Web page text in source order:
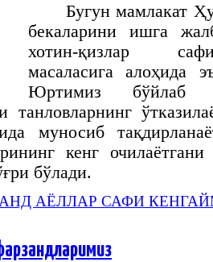
Бугун мамлакат
бекаларини ишга
хотин-қизлар
масаласига алоҳида
Юртимиз бўйлаб
танловларнинг
муносиб
кенг
бўлади.
АЁЛЛАР САФИ